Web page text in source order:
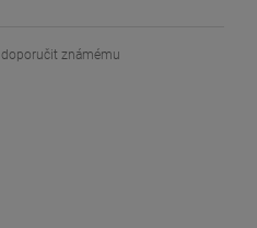
doporučit známému